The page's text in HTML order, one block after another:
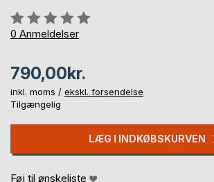
Anmeldelse::
0%
0 Anmeldelser
790,00kr.
inkl. moms / ekskl. forsendelse
Tilgængelig
LÆG I INDKØBSKURVEN
Føj til ønskeliste